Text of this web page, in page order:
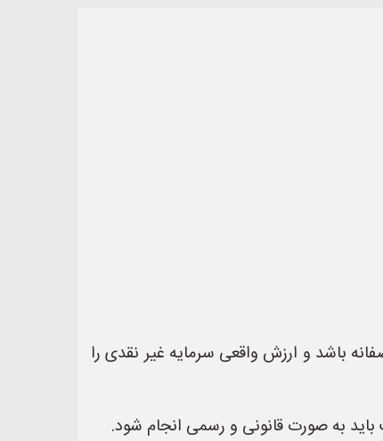
باشد و ارزش واقعی سرمایه غیر نقدی را
به صورت قانونی و رسمی انجام شود.